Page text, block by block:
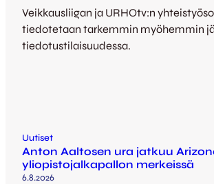
Veikkausliigan ja URHOtv:n
tiedotetaan tarkemmin myöhemmin
tiedotustilaisuudessa.
Uutiset
Anton Aaltosen ura jatkuu
yliopistojalkapallon merkeissä
6.8.2026